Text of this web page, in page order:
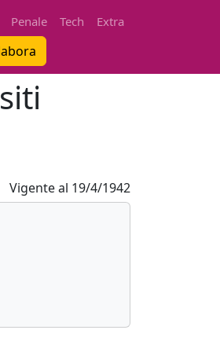
Penale Tech
Extra
Vigente al 19/4/1942